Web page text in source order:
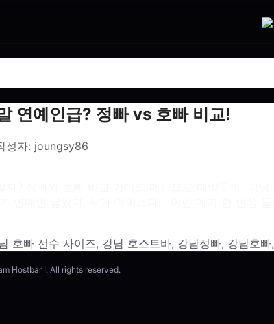
연예인급? 정빠 vs 호빠 비교!
성자: joungsy86
호빠 선수 사이즈, 강남 호스트바, 강남정빠, 강남호빠,
Hostbar I. All rights reserved.